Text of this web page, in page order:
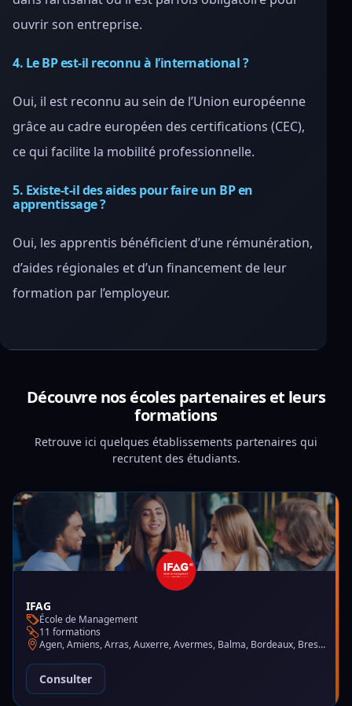
ouvrir son entreprise.
4. Le BP est-il reconnu à l’international ?
Oui, il est reconnu au sein de l’Union européenne
grâce au cadre européen des certifications (CEC),
ce qui facilite la mobilité professionnelle.
5. Existe-t-il des aides pour faire un BP en
apprentissage ?
Oui, les apprentis bénéficient d’une rémunération,
d’aides régionales et d’un financement de leur
formation par l’employeur.
Découvre nos écoles partenaires et leurs
formations
Retrouve ici quelques établissements partenaires qui
recrutent des étudiants.
IFAG
École de Management
11 formations
Agen, Amiens, Arras, Auxerre, Avermes, Balma, Bordeaux, Brest, Charleville-Mézières, Chartres, Courbevoie, Dijon, Gap, La Garde, Le Mans, Lille, Lyon, Mont-de-Marsan, Montluçon, Montpellier, Mulhouse, Nantes, Puteaux, Reims, Rennes, Trélazé
Consulter